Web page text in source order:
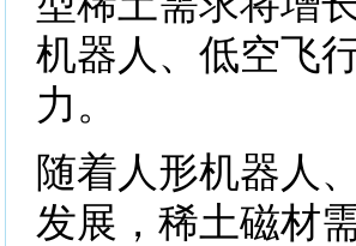
机器人、低空飞
力。
随着人形机器人
发展，稀土磁材